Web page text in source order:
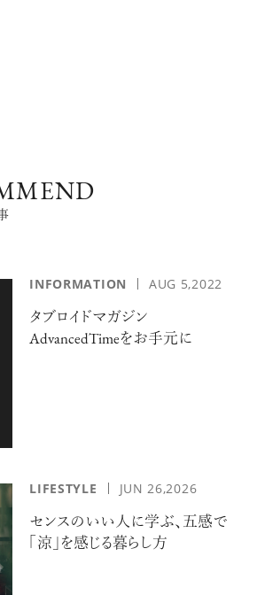
INFORMATION AUG 5,2022
タブロイドマガジン
AdvancedTimeをお手元に
LIFESTYLE JUN 26,2026
センスのいい人に学ぶ、五感で
「涼」を感じる暮らし方